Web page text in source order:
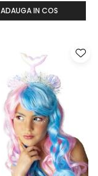
ADAUGA IN COS